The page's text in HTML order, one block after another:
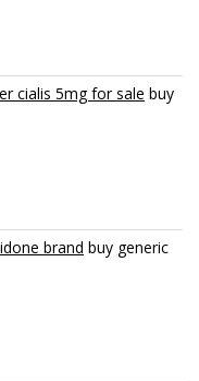
cialis 5mg for sale buy
brand buy generic